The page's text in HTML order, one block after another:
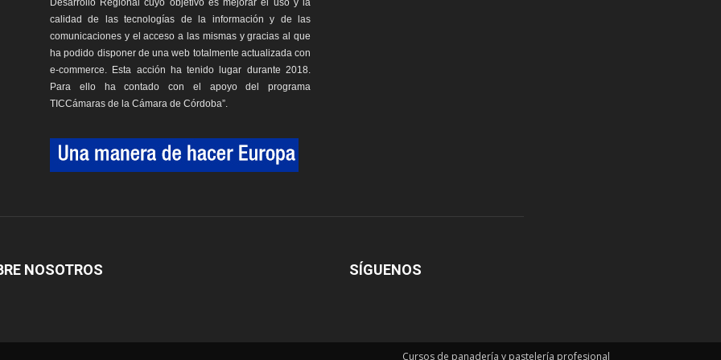
calidad de las tecnologías de la información y de las
comunicaciones y el acceso a las mismas y gracias al que
ha podido disponer de una web totalmente actualizada con
e-commerce. Esta acción ha tenido lugar durante 2018.
Para ello ha contado con el apoyo del programa
TICCámaras de la Cámara de Córdoba”.
NOSOTROS SÍGUENOS
Cursos de panadería y pastelería profesional